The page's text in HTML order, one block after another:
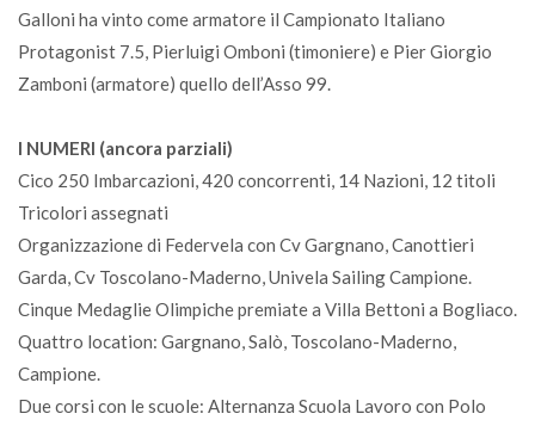
Galloni ha vinto come armatore il Campionato Italiano
Protagonist 7.5, Pierluigi Omboni (timoniere) e Pier Giorgio
Zamboni (armatore) quello dell’Asso 99.
I NUMERI (ancora parziali)
Cico 250 Imbarcazioni, 420 concorrenti, 14 Nazioni, 12 titoli
Tricolori assegnati
Organizzazione di Federvela con Cv Gargnano, Canottieri
Garda, Cv Toscolano-Maderno, Univela Sailing Campione.
Cinque Medaglie Olimpiche premiate a Villa Bettoni a Bogliaco.
Quattro location: Gargnano, Salò, Toscolano-Maderno,
Campione.
Due corsi con le scuole: Alternanza Scuola Lavoro con Polo